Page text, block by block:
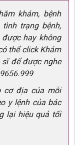
khám, bệnh
trạng bệnh,
hay không
thể click Khám
để được nghe
cơ địa của mỗi
y lệnh của bác
lại hiệu quả tối